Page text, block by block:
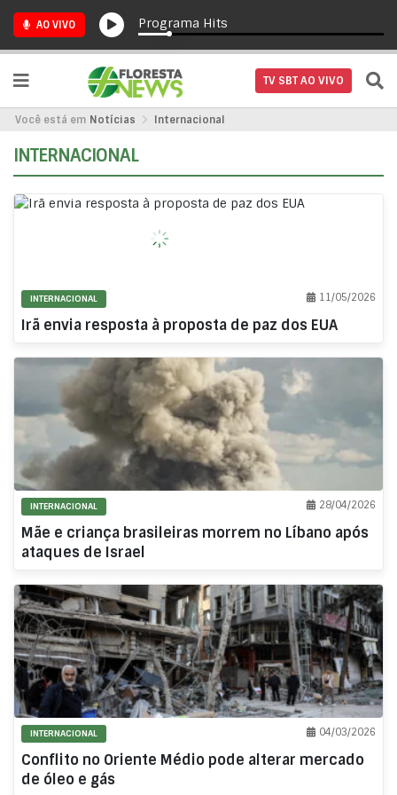
AO VIVO Programa Hits
TV SBT AO VIVO
Você está em Notícias Internacional
INTERNACIONAL
11/05/2026
INTERNACIONAL
Irã envia resposta à proposta de paz dos EUA
28/04/2026
INTERNACIONAL
Mãe e criança brasileiras morrem no Líbano após
ataques de Israel
04/03/2026
INTERNACIONAL
Conflito no Oriente Médio pode alterar mercado
de óleo e gás